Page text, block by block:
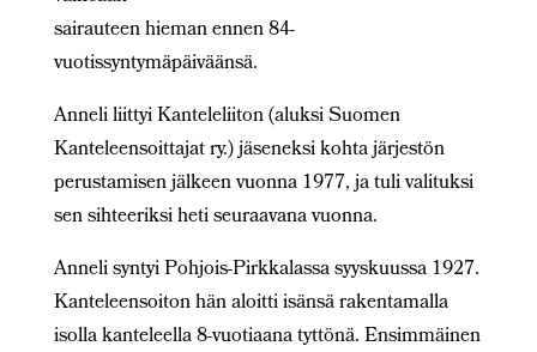
sairauteen hieman ennen 84-
vuotissyntymäpäiväänsä.
Anneli liittyi Kanteleliiton (aluksi Suomen
Kanteleensoittajat ry.) jäseneksi kohta järjestön
perustamisen jälkeen vuonna 1977, ja tuli valituksi
sen sihteeriksi heti seuraavana vuonna.
Anneli syntyi Pohjois-Pirkkalassa syyskuussa 1927.
Kanteleensoiton hän aloitti isänsä rakentamalla
isolla kanteleella 8-vuotiaana tyttönä. Ensimmäinen